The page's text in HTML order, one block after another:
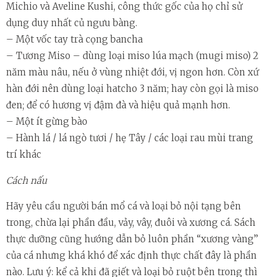
Michio và Aveline Kushi, công thức gốc của họ chỉ sử
dụng duy nhất củ ngưu bàng.
– Một vốc tay trà cọng bancha
– Tương Miso – dùng loại miso lúa mạch (mugi miso) 2
năm màu nâu, nếu ở vùng nhiệt đới, vị ngon hơn. Còn xứ
hàn đới nên dùng loại hatcho 3 năm; hay còn gọi là miso
đen; để có hương vị đậm đà và hiệu quả mạnh hơn.
– Một ít gừng bào
– Hành lá / lá ngò tươi / hẹ Tây / các loại rau mùi trang
trí khác
Cách nấu
Hãy yêu cầu người bán mổ cá và loại bỏ nội tạng bên
trong, chừa lại phần đầu, vảy, vây, đuôi và xương cá. Sách
thực dưỡng cũng hướng dẫn bỏ luôn phần “xương vàng”
của cá nhưng khá khó để xác định thực chất đây là phần
nào. Lưu ý: kể cả khi đã giết và loại bỏ ruột bên trong thì